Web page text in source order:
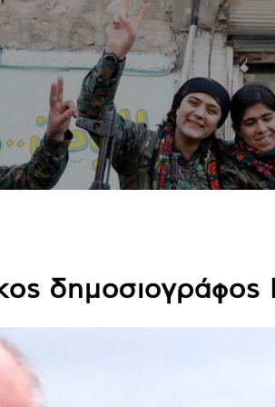
δημοσιογράφος